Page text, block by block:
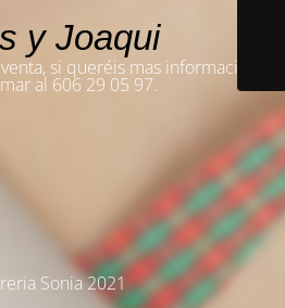
y Joaqui
si queréis mas información,
al 606 29 05 97.
Sonia 2021